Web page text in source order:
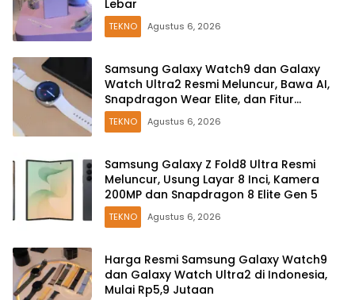
Lebar
TEKNO Agustus 6, 2026
Samsung Galaxy Watch9 dan Galaxy
Watch Ultra2 Resmi Meluncur, Bawa AI,
Snapdragon Wear Elite, dan Fitur
Kesehatan Baru
TEKNO Agustus 6, 2026
Samsung Galaxy Z Fold8 Ultra Resmi
Meluncur, Usung Layar 8 Inci, Kamera
200MP dan Snapdragon 8 Elite Gen 5
TEKNO Agustus 6, 2026
Harga Resmi Samsung Galaxy Watch9
dan Galaxy Watch Ultra2 di Indonesia,
Mulai Rp5,9 Jutaan